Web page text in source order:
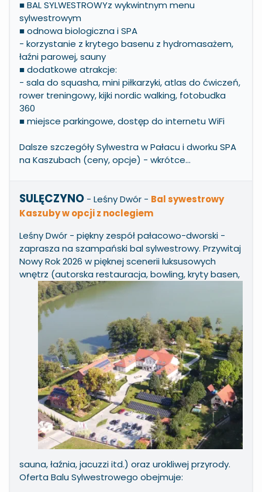
■ BAL SYLWESTROWYz wykwintnym menu
sylwestrowym
■ odnowa biologiczna i SPA
- korzystanie z krytego basenu z hydromasażem,
łaźni parowej, sauny
■ dodatkowe atrakcje:
- sala do squasha, mini piłkarzyki, atlas do ćwiczeń,
rower treningowy, kijki nordic walking, fotobudka
360
■ miejsce parkingowe, dostęp do internetu WiFi
Dalsze szczegóły Sylwestra w Pałacu i dworku SPA
na Kaszubach (ceny, opcje) - wkrótce...
SULĘCZYNO - Leśny Dwór - Bal sywestrowy
Kaszuby w opcji z noclegiem
Leśny Dwór - piękny zespół pałacowo-dworski -
zaprasza na szampański bal sylwestrowy. Przywitaj
Nowy Rok 2026 w pięknej scenerii luksusowych
wnętrz (autorska restauracja, bowling, krytybasen,
sauna, łaźnia, jacuzzi itd.) oraz urokliwej przyrody.
Oferta Balu Sylwestrowego obejmuje: